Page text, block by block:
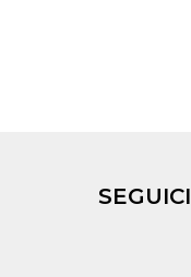
SEGUICI